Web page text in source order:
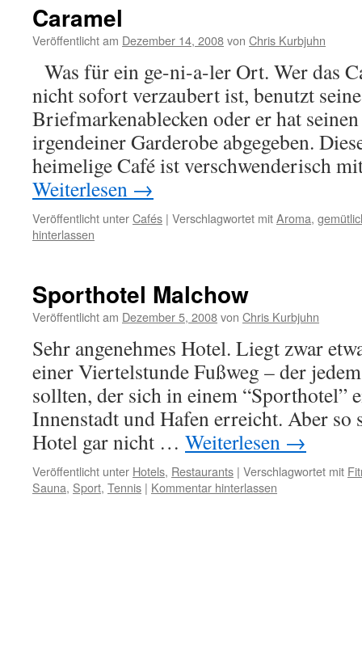
Caramel
Veröffentlicht am Dezember 14, 2008von Chris Kurbjuhn
Was für ein ge-ni-a-ler Ort. Wer das
nicht sofort verzaubert ist, benutzt
Briefmarkenablecken oder er hat
irgendeiner Garderobe abgegeben.
heimelige Café ist verschwenderisch
Weiterlesen →
Veröffentlicht unterCafés | Verschlagwortet mitAroma,
hinterlassen
Sporthotel Malchow
Veröffentlicht am Dezember 5, 2008von Chris Kurbjuhn
Sehr angenehmes Hotel. Liegt zwar
einer Viertelstunde Fußweg – der
sollten, der sich in einem “Sporthotel”
Innenstadt und Hafen erreicht. Aber so
Hotel gar nicht … Weiterlesen →
Veröffentlicht unter Hotels, Restaurants | Verschlagwortet mit
Sauna, Sport, Tennis | Kommentar hinterlassen